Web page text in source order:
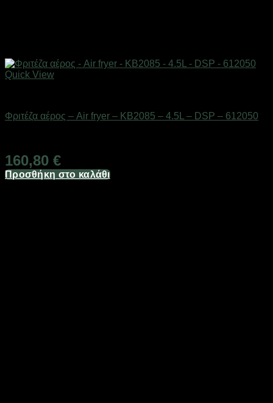
Quick View
Φριτέζα αέρος – Air fryer – KB2085 – 4.5L – DSP – 612050
160,80 €
Προσθήκη στο καλάθι